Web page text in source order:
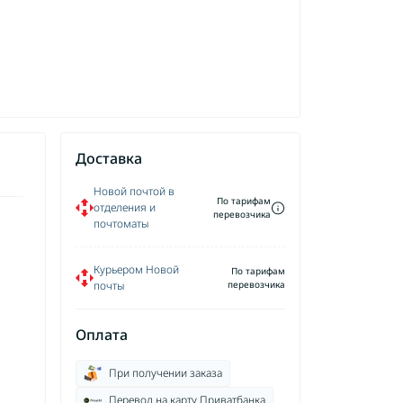
Доставка
Новой почтой в
отделения и
почтоматы
По тарифам
перевозчика
Курьером Новой
почты
По тарифам
перевозчика
Оплата
При получении заказа
Перевод на карту Приватбанка